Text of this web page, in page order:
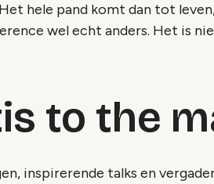
hele pand komt dan tot
wel echt anders. Het is
to the
inspirerende talks en